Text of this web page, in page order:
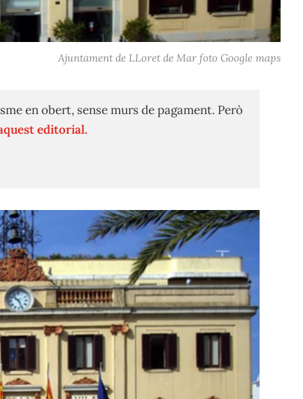
Ajuntament de LLoret de Mar foto Google maps
en obert, sense murs de pagament. Però
editorial.